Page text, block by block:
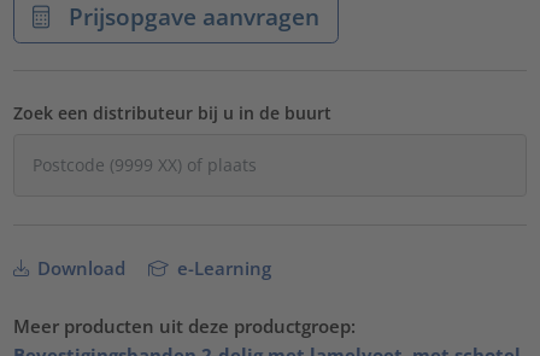
Prijsopgave aanvragen
Zoek een distributeur bij u in de buurt
Download e-Learning
Meer producten uit deze productgroep: